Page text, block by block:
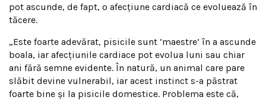
pot ascunde, de fapt, o afecțiune cardiacă ce evoluează în
tăcere.
„Este foarte adevărat, pisicile sunt ‘maestre’ în a ascunde
boala, iar afecțiunile cardiace pot evolua luni sau chiar
ani fără semne evidente. În natură, un animal care pare
slăbit devine vulnerabil, iar acest instinct s-a păstrat
foarte bine și la pisicile domestice. Problema este că,